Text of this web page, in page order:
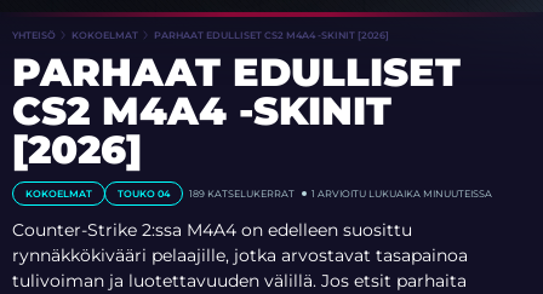
YHTEISÖ KOKOELMAT PARHAAT EDULLISET CS2 M4A4 -SKINIT [2026]
PARHAAT EDULLISET
CS2 M4A4 -SKINIT
[2026]
KOKOELMAT TOUKO 04 189 KATSELUKERRAT 1 ARVIOITU LUKUAIKA MINUUTEISSA
Counter-Strike 2:ssa M4A4 on edelleen suosittu
rynnäkkökivääri pelaajille, jotka arvostavat tasapainoa
tulivoiman ja luotettavuuden välillä. Jos etsit parhaita